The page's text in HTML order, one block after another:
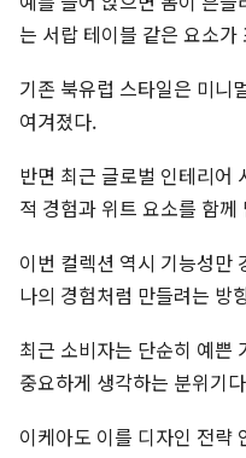
는 서랍 테이블 같은 요소가
기존 북유럽 스타일은 미니
여겨졌다.
반면 최근 글로벌 인테리어
적 경험과 위트 요소를 함
이번 컬렉션 역시 기능성만
나의 경험처럼 만들려는 방
최근 소비자는 단순히 예쁜
중요하게 생각하는 분위기
이케아도 이를 디자인 전략